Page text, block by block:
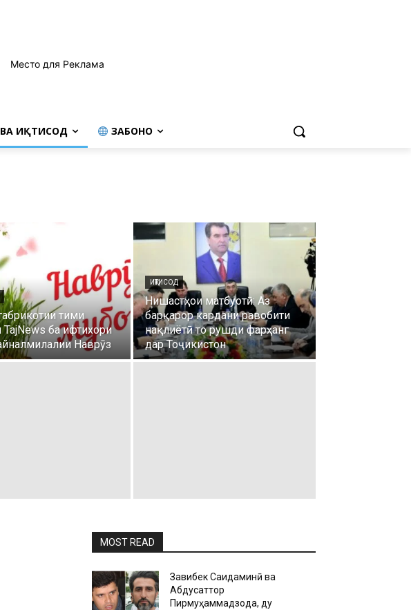
Место для Реклама
ИҚТИСОД ЗАБОНҲО
тими
TajNews ба ифтихори
Наврӯз
ИҚТИСОД
Нишастҳои матбуотӣ: Аз
барқарор кардани равобити
нақлиётӣ то рушди фарҳанг
дар Тоҷикистон
MOST READ
Завқибек Саидаминӣ ва
Абдусаттор
Пирмуҳаммадзода, ду